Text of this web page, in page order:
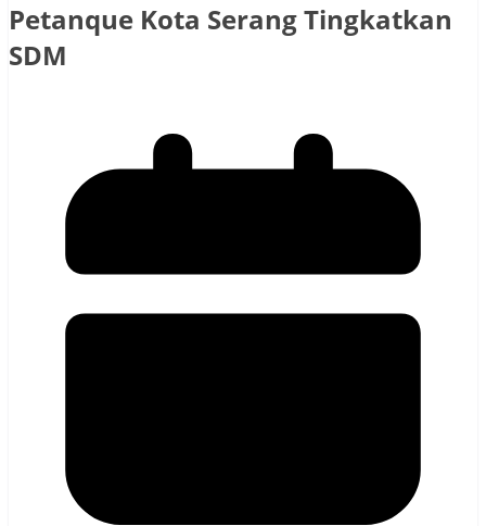
Petanque Kota Serang Tingkatkan
SDM